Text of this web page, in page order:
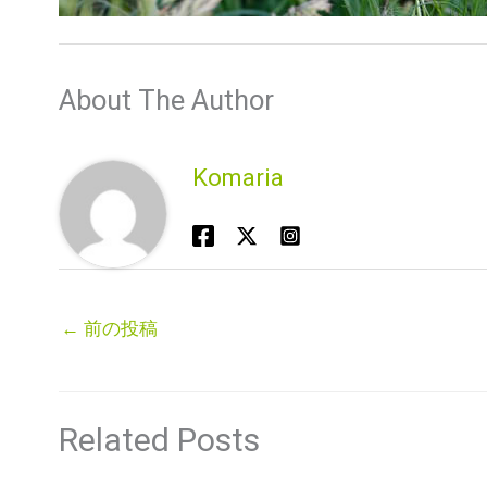
About The Author
Komaria
← 前の投稿
Related Posts